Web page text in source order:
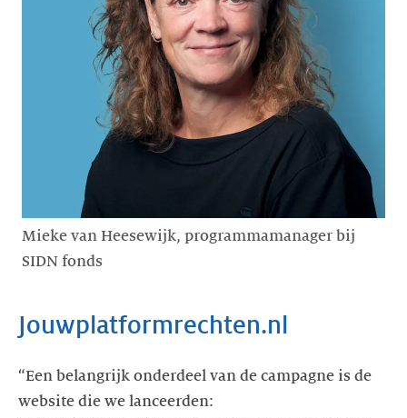
Mieke van Heesewijk, programmamanager bij
SIDN fonds
Jouwplatformrechten.nl
“Een belangrijk onderdeel van de campagne is de
website die we lanceerden: